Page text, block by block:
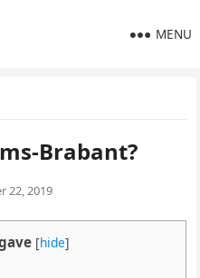
MENU
Brabant?
22, 2019
[hide]